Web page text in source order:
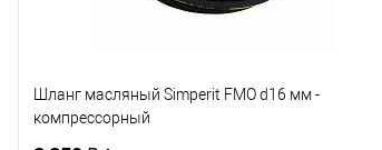
Шланг масляный Simperit FMO d16 мм -
компрессорный